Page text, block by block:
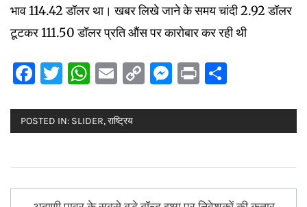
भाव 114.42 डॉलर था। खबर लिखे जाने के समय चांदी 2.92 डॉलर
टूटकर 111.50 डॉलर प्रति औंस पर कारोबार कर रही थी
Facebook
Twitter
WhatsApp
Email
CopyMessenger
Print
POSTED IN: SLIDER,राष्ट्रिय
Post